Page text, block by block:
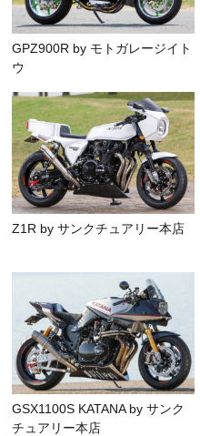
GPZ900R by モトガレージイト
ウ
Z1R by サンクチュアリー本店
GSX1100S KATANA by サンク
チュアリー本店